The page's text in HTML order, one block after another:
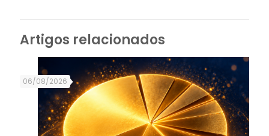
Artigos relacionados
06/08/2026